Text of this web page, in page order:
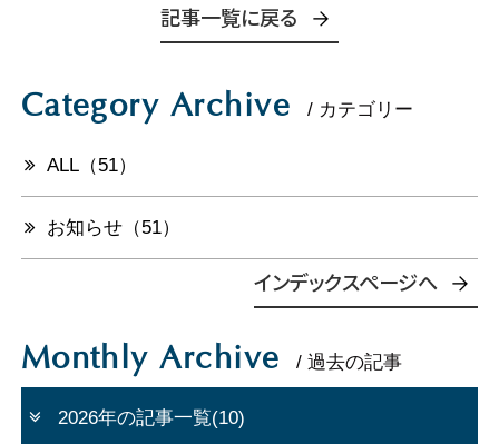
記事一覧に戻る
Category Archive / カテゴリー
ALL（51）
お知らせ（51）
インデックスページへ
Monthly Archive / 過去の記事
2026年の記事一覧(10)